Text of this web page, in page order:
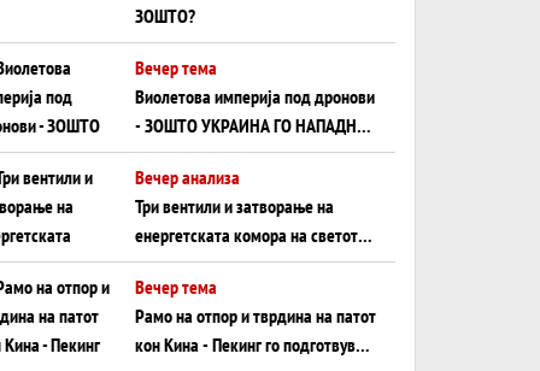
ЗОШТО?
Вечер тема
Виолетова империја под дронови
- ЗОШТО УКРАИНА ГО НАПАДНА
РУСКИОТ WILDBERRIES
Вечер анализа
Три вентили и затворање на
енергетската комора на светот:
Нападот во Суец најавува
глобален енергетски инфаркт?
Вечер тема
Рамо на отпор и тврдина на патот
кон Кина - Пекинг го подготвува